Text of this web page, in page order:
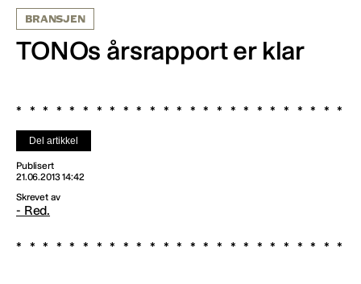
BRANSJEN
TONOs årsrapport er klar
Del artikkel
Publisert
21.06.2013 14:42
Skrevet av
- Red.